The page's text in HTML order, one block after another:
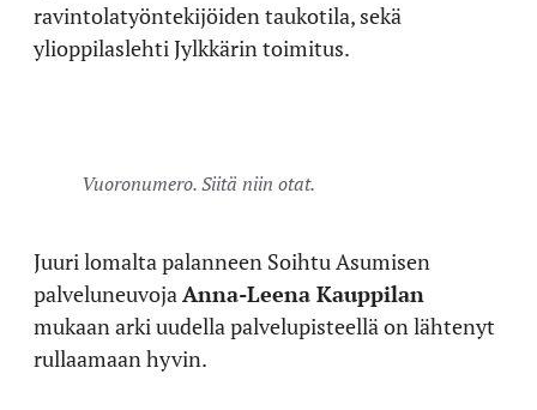
ravintolatyöntekijöiden taukotila, sekä
ylioppilaslehti Jylkkärin toimitus.
Vuoronumero. Siitä niin otat.
Juuri lomalta palanneen Soihtu Asumisen
palveluneuvojaAnna-Leena Kauppilan
mukaan arki uudella palvelupisteellä on lähtenyt
rullaamaan hyvin.